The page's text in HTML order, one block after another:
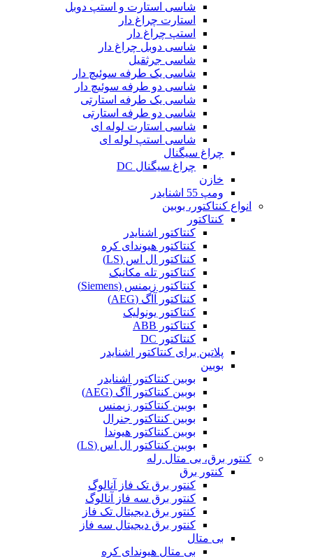
شاسی استارت و استپ دوبل
استارت چراغ دار
استپ چراغ دار
شاسی دوبل چراغ دار
شاسی جرثقیل
شاسی یک طرفه سوئیچ دار
شاسی دو طرفه سوئیچ دار
شاسی یک طرفه استارتی
شاسی دو طرفه استارتی
شاسی استارت لوله ای
شاسی استپ لوله ای
چراغ سیگنال
چراغ سیگنال DC
خازن
ومپ 55 اشنایدر
انواع کنتاکتور، بوبین
کنتاکتور
کنتاکتور اشنایدر
کنتاکتور هیوندای کره
کنتاکتور ال اس (LS)
کنتاکتور تله مکانیک
کنتاکتور زیمنس (Siemens)
کنتاکتور آاگ (AEG)
کنتاکتور یونولیک
کنتاکتور ABB
کنتاکتور DC
پلاتین برای کنتاکتور اشنایدر
بوبین
بوبین کنتاکتور اشنایدر
بوبین کنتاکتور آاگ (AEG)
بوبین کنتاکتور زیمنس
بوبین کنتاکتور جنرال
بوبین کنتاکتور هیوندا
بوبین کنتاکتور ال اس (LS)
کنتور برق، بی متال رله
کنتور برق
کنتور برق تک فاز آنالوگ
کنتور برق سه فاز آنالوگ
کنتور برق دیجیتال تک فاز
کنتور برق دیجیتال سه فاز
بی متال
بی متال هیوندای کره